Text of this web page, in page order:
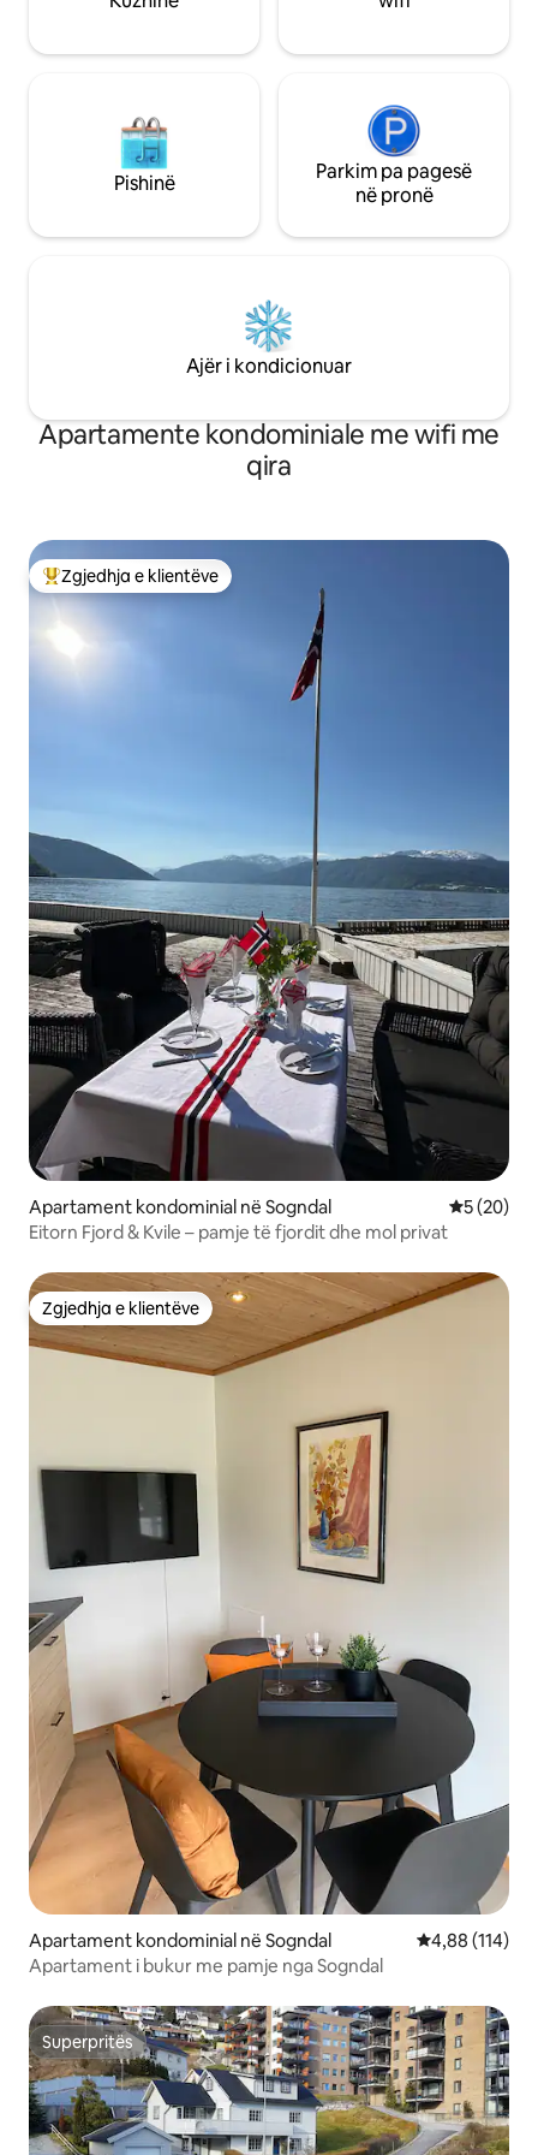
Pishinë
Parkim pa pagesë
në pronë
Ajër i kondicionuar
Apartamente kondominiale me wifi me
qira
Më të mirat e zgjedhjeve të klientëve
Zgjedhja e klientëve
Apartament kondominial në Sogndal Vlerësimi
5 (20)
Eitorn Fjord & Kvile – pamje të fjordit dhe mol privat
Zgjedhja e klientëve
Zgjedhja e klientëve
Apartament kondominial në Sogndal Vlerësimi
4,88 (114)
Apartament i bukur me pamje nga Sogndal
Superpritës
Superpritës